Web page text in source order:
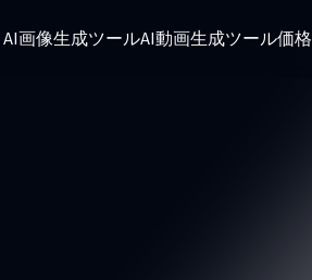
AI画像生成ツールAI動画生成ツール価格